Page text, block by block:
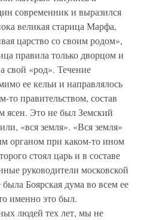
современник и выразился
великая старица Марфа,
царство со своим родом»,
правила только дворцом и
свой «род». Течение
ее кельи и направлялось
то правительством, состав
ясен. Это не был Земский
«вся земля». «Вся земля»
органом при каком-то ином
стоял царь и в составе
руководители московской
Боярская дума во всем ее
именно это был.
людей тех лет, мы не